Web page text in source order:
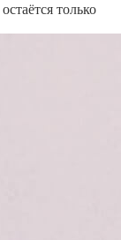
только